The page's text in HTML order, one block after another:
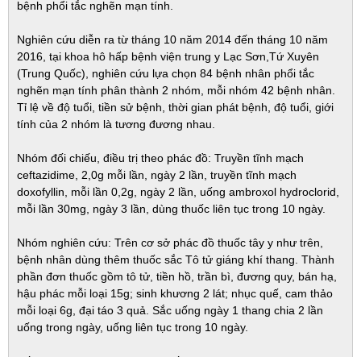
bệnh phổi tắc nghẽn mạn tính.
Nghiên cứu diễn ra từ tháng 10 năm 2014 đến tháng 10 năm
2016, tại khoa hô hấp bệnh viện trung y Lạc Sơn,Tứ Xuyên
(Trung Quốc), nghiên cứu lựa chọn 84 bệnh nhân phổi tắc
nghẽn mạn tính phân thành 2 nhóm, mỗi nhóm 42 bệnh nhân.
Tỉ lệ về độ tuổi, tiền sử bệnh, thời gian phát bệnh, độ tuổi, giới
tính của 2 nhóm là tương đương nhau.
Nhóm đối chiếu, điều trị theo phác đồ: Truyền tĩnh mạch
ceftazidime, 2,0g mỗi lần, ngày 2 lần, truyền tĩnh mạch
doxofyllin, mỗi lần 0,2g, ngày 2 lần, uống ambroxol hydroclorid,
mỗi lần 30mg, ngày 3 lần, dùng thuốc liên tục trong 10 ngày.
Nhóm nghiên cứu: Trên cơ sở phác đồ thuốc tây y như trên,
bệnh nhân dùng thêm thuốc sắc Tô tử giáng khí thang. Thành
phần đơn thuốc gồm tô tử, tiền hồ, trần bì, đương quy, bán hạ,
hậu phác mỗi loại 15g; sinh khương 2 lát; nhục quế, cam thảo
mỗi loại 6g, đại táo 3 quả. Sắc uống ngày 1 thang chia 2 lần
uống trong ngày, uống liên tục trong 10 ngày.